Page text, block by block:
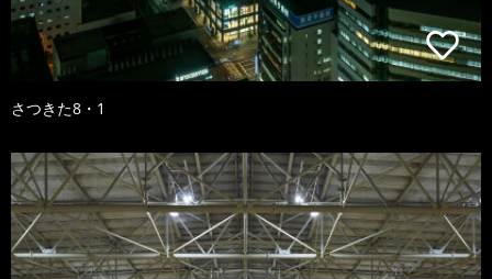
さつきた8・1